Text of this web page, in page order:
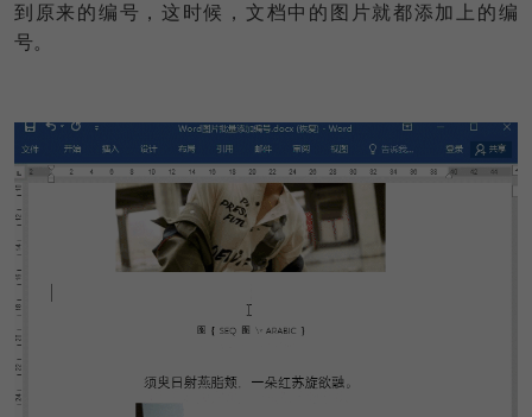
到原来的编号，这时候，文档中的图片就都添加上的编
号。